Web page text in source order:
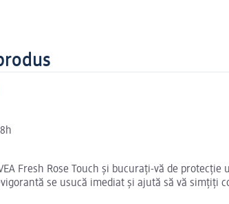
Fresh Rose Touch și bucurați-vă de
se usucă imediat și ajută să vă